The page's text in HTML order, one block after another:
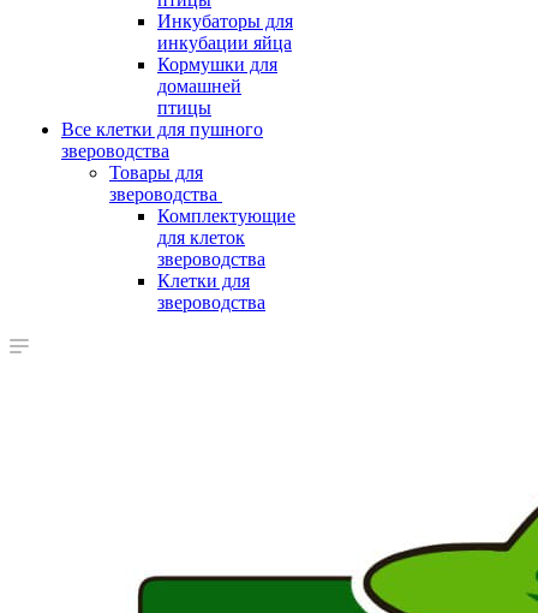
Инкубаторы для
инкубации яйца
Кормушки для
домашней
птицы
Все клетки для пушного
звероводства
Товары для
звероводства
Комплектующие
для клеток
звероводства
Клетки для
звероводства